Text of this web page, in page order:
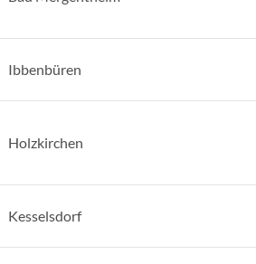
Ibbenbüren
Holzkirchen
Kesselsdorf